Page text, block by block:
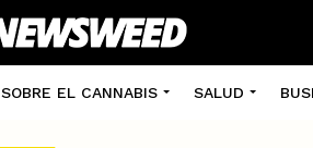
EL CANNABIS SALUD